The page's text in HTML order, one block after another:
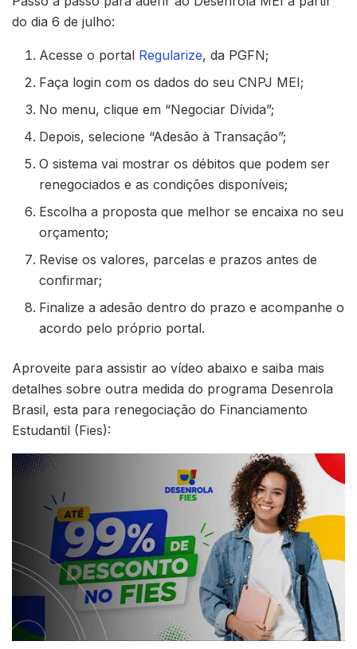
do dia 6 de julho:
Acesse o portal Regularize, da PGFN;
Faça login com os dados do seu CNPJ MEI;
No menu, clique em “Negociar Dívida”;
Depois, selecione “Adesão à Transação”;
O sistema vai mostrar os débitos que podem ser
renegociados e as condições disponíveis;
Escolha a proposta que melhor se encaixa no seu
orçamento;
Revise os valores, parcelas e prazos antes de
confirmar;
Finalize a adesão dentro do prazo e acompanhe o
acordo pelo próprio portal.
Aproveite para assistir ao vídeo abaixo e saiba mais
detalhes sobre outra medida do programa Desenrola
Brasil, esta para renegociação do Financiamento
Estudantil (Fies):